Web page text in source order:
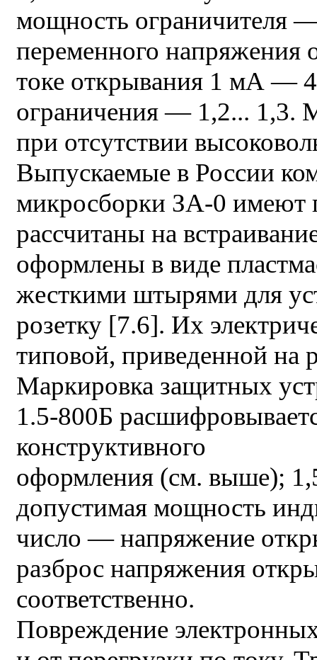
мощность ограничителя
переменного напряжения
токе открывания 1 мА —
ограничения — 1,2... 1,3.
при отсутствии
Выпускаемые в России
микросборки ЗА-0 имеют
рассчитаны на
оформлены в виде
жесткими штырями для
розетку [7.6]. Их
типовой, приведенной на
Маркировка защитных
1.5-800Б
конструктивного
оформления (см. выше);
допустимая мощность
число — напряжение
разброс напряжения
соответственно.
Повреждение